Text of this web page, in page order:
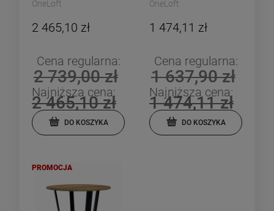
OneLoft
2 465,10 zł
Cena regularna:
2 739,00 zł
Najniższa cena:
2 465,10 zł
DO KOSZYKA
OneLoft
1 474,11 zł
Cena regularna:
1 637,90 zł
Najniższa cena:
1 474,11 zł
DO KOSZYKA
PROMOCJA